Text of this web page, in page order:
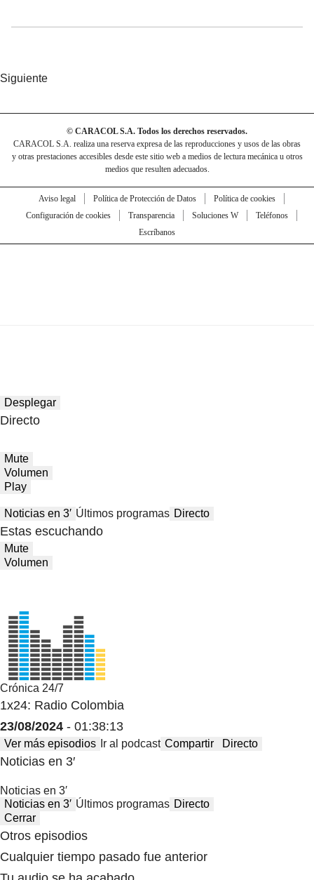
Siguiente
© CARACOL S.A. Todos los derechos reservados.
CARACOL S.A. realiza una reserva expresa de las reproducciones y usos de las obras
y otras prestaciones accesibles desde este sitio web a medios de lectura mecánica u otros
medios que resulten adecuados.
Aviso legal Política de Protección de Datos
Política de cookies
Configuración de cookies
Transparencia Soluciones W
Teléfonos
Escríbanos
Desplegar
Directo
Mute
Volumen
Play
Noticias en 3′ Últimos programas Directo
Estas escuchando
Mute
Volumen
Crónica 24/7
1x24: Radio Colombia
23/08/2024 - 01:38:13
Ver más episodios Ir al podcast Compartir Directo
Noticias en 3′
Noticias en 3′
Noticias en 3′ Últimos programas Directo
Cerrar
Otros episodios
Cualquier tiempo pasado fue anterior